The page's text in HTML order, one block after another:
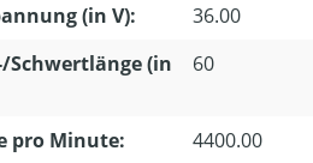
(in V):
36.00
Schwertlänge (in
60
pro Minute:
4400.00